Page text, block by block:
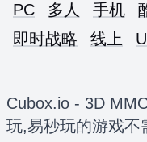
PC
多人 手机
即时战略
线上
Cubox.io - 3D
玩,易秒玩的游戏不